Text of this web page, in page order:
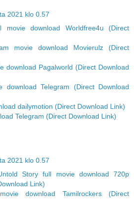
2021 klo 0.57
movie download Worldfree4u (Direct
movie download Movierulz (Direct
download Pagalworld (Direct Download
download Telegram (Direct Download
dailymotion (Direct Download Link)
Telegram (Direct Download Link)
2021 klo 0.57
Story full movie download 720p
Link)
download Tamilrockers (Direct